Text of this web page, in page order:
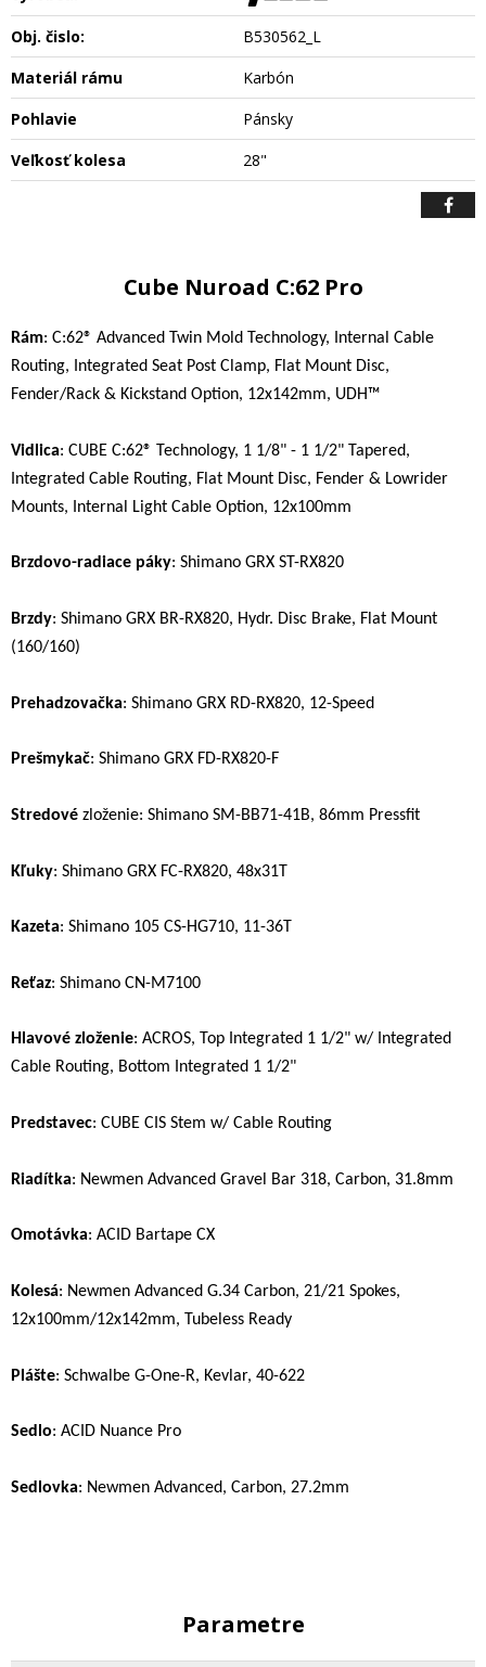
Obj. čislo:
B530562_L
Materiál rámu
Karbón
Pohlavie
Pánsky
Veľkosť kolesa
28"
Cube Nuroad C:62 Pro
Rám: C:62® Advanced Twin Mold Technology, Internal Cable
Routing, Integrated Seat Post Clamp, Flat Mount Disc,
Fender/Rack & Kickstand Option, 12x142mm, UDH™
Vidlica: CUBE C:62® Technology, 1 1/8" - 1 1/2" Tapered,
Integrated Cable Routing, Flat Mount Disc, Fender & Lowrider
Mounts, Internal Light Cable Option, 12x100mm
Brzdovo-radiace páky: Shimano GRX ST-RX820
Brzdy: Shimano GRX BR-RX820, Hydr. Disc Brake, Flat Mount
(160/160)
Prehadzovačka: Shimano GRX RD-RX820, 12-Speed
Prešmykač: Shimano GRX FD-RX820-F
Stredové zloženie: Shimano SM-BB71-41B, 86mm Pressfit
Kľuky: Shimano GRX FC-RX820, 48x31T
Kazeta: Shimano 105 CS-HG710, 11-36T
Reťaz: Shimano CN-M7100
Hlavové zloženie: ACROS, Top Integrated 1 1/2" w/ Integrated
Cable Routing, Bottom Integrated 1 1/2"
Predstavec: CUBE CIS Stem w/ Cable Routing
Riadítka: Newmen Advanced Gravel Bar 318, Carbon, 31.8mm
Omotávka: ACID Bartape CX
Kolesá: Newmen Advanced G.34 Carbon, 21/21 Spokes,
12x100mm/12x142mm, Tubeless Ready
Plášte: Schwalbe G-One-R, Kevlar, 40-622
Sedlo: ACID Nuance Pro
Sedlovka: Newmen Advanced, Carbon, 27.2mm
Parametre